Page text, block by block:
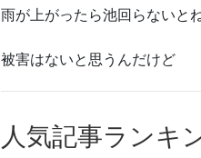
雨が上がったら池回らないと
被害はないと思うんだけど
人気記事ランキ